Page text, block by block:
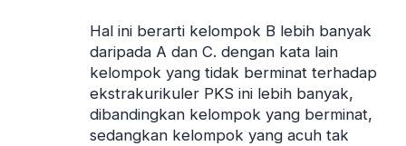
Hal ini berarti kelompok B lebih banyak
daripada A dan C. dengan kata lain
kelompok yang tidak berminat terhadap
ekstrakurikuler PKS ini lebih banyak,
dibandingkan kelompok yang berminat,
sedangkan kelompok yang acuh tak